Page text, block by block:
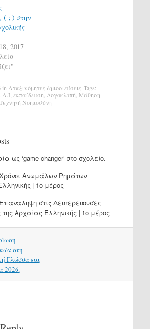
( ; ) στην
2017
in Αταξινόμητες δημοσιεύσεις. Tags:
A.I εκπαίδευση Λογοκλοπή Μάθηση
Τεχνητή Νοημοσύνη
ως ‘game changer’ στο σχολείο.
Χρόνοι Ανωμάλων Ρημάτων
| 1ο μέρος
στις Δευτερεύουσες
της Αρχαίας Ελληνικής | 1ο μέρος
στη
Γλώσσα και
2026.